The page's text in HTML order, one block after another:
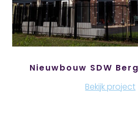
Nieuwbouw SDW
Bekijk project